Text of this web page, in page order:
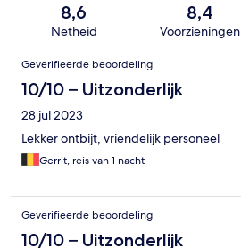
8,6
Netheid
8,4
Voorzieningen
Beoordelingen
Geverifieerde beoordeling
10/10 – Uitzonderlijk
28 jul 2023
Lekker ontbijt, vriendelijk personeel
Gerrit, reis van 1 nacht
Geverifieerde beoordeling
10/10 – Uitzonderlijk